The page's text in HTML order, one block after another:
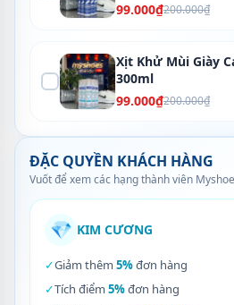
99.000₫200.000₫
Xịt Khử Mùi Giày
300ml
99.000₫200.000₫
ĐẶC QUYỀN KHÁCH HÀNG
Vuốt để xem các hạng thành viên
💎 KIM CƯƠNG
✓Giảm thêm 5%đơn hàng
✓Tích điểm 5%đơn hàng